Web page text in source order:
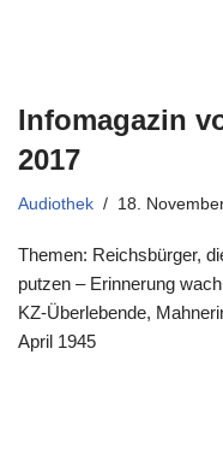
Infomagazin
2017
Audiothek 18.
Themen: Reichsbürger,
putzen – Erinnerung
KZ-Überlebende,
April 1945